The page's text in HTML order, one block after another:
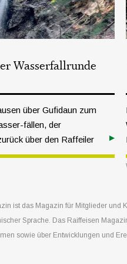
Wasserfallrunde
über Gufidaun zum
fällen, der
über den Raffeiler
ist das Magazin für Mitglieder
Sprache. Das Raiffeisen
sowie über Entwicklungen und